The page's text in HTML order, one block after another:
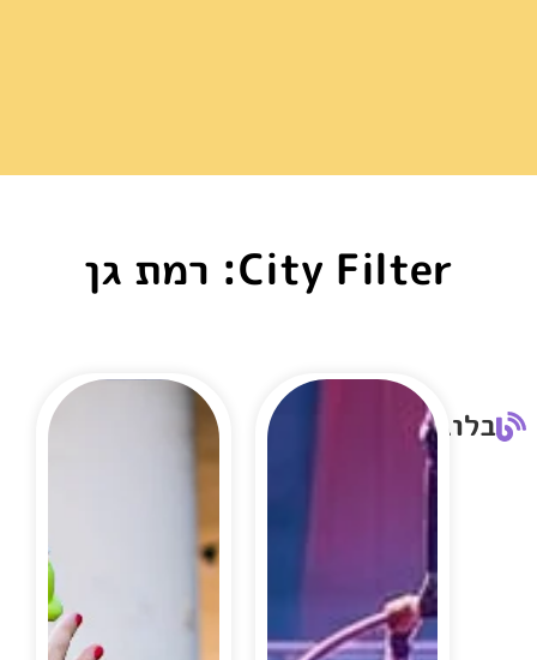
City Filter: רמת גן
בלוג